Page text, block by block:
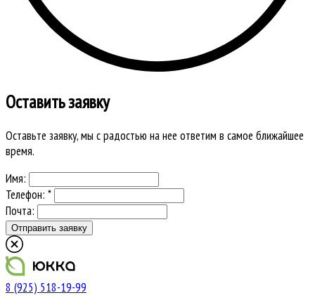
Оставить заявку
Оставьте заявку, мы с радостью на нее ответим в самое ближайшее
время.
Имя:
Телефон: *
Почта:
8 (925) 518-19-99